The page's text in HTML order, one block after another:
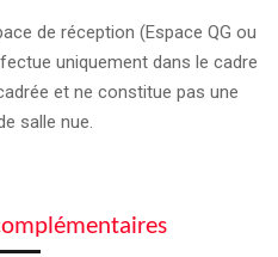
de réception (Espace QG ou
uniquement dans le cadre
et ne constitue pas une
salle nue.